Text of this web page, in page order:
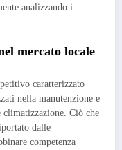
analizzando i
mercato locale
caratterizzato
nella manutenzione e
Ciò che
dalle
competenza